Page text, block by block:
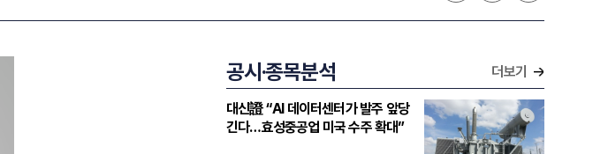
공시·종목분석 더보기
대신證 “AI 데이터센터가 발주 앞당
긴다…효성중공업 미국 수주 확대”